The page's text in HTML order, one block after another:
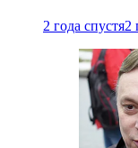
2 года спустя2